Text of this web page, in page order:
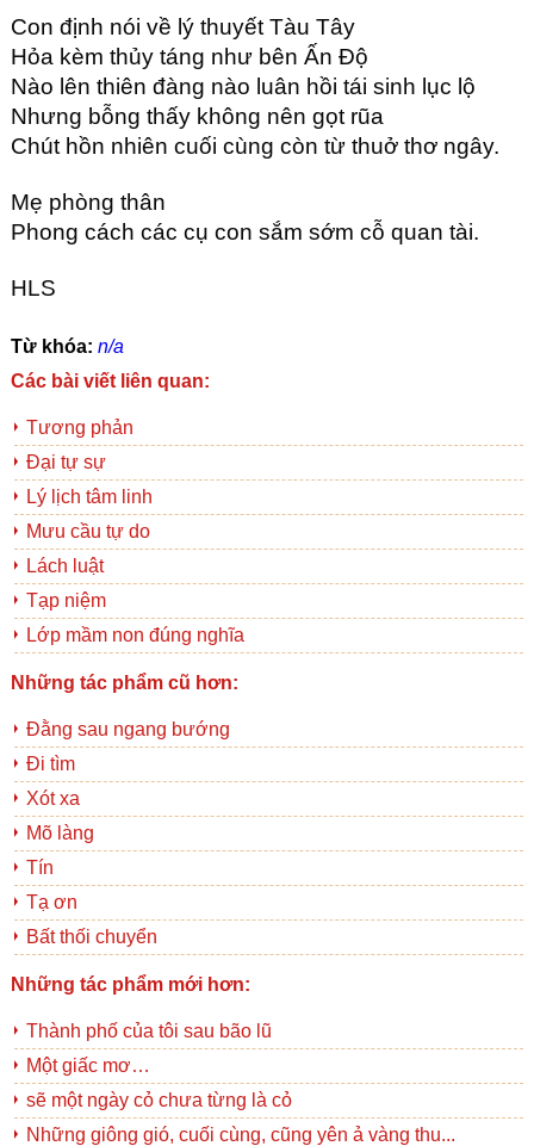
Con định nói về lý thuyết Tàu Tây
Hỏa kèm thủy táng như bên Ấn Độ
Nào lên thiên đàng nào luân hồi tái sinh lục lộ
Nhưng bỗng thấy không nên gọt rũa
Chút hồn nhiên cuối cùng còn từ thuở thơ ngây.
Mẹ phòng thân
Phong cách các cụ con sắm sớm cỗ quan tài.
HLS
Từ khóa: n/a
Các bài viết liên quan:
Tương phản
Đại tự sự
Lý lịch tâm linh
Mưu cầu tự do
Lách luật
Tạp niệm
Lớp mầm non đúng nghĩa
Những tác phẩm cũ hơn:
Đằng sau ngang bướng
Đi tìm
Xót xa
Mõ làng
Tín
Tạ ơn
Bất thối chuyển
Những tác phẩm mới hơn:
Thành phố của tôi sau bão lũ
Một giấc mơ…
sẽ một ngày cỏ chưa từng là cỏ
Những giông gió, cuối cùng, cũng yên ả vàng thu...